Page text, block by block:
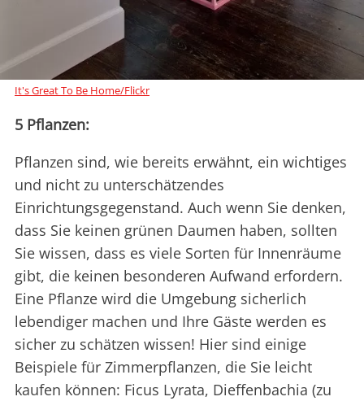
It's Great To Be Home/Flickr
5 Pflanzen:
Pflanzen sind, wie bereits erwähnt, ein wichtiges
und nicht zu unterschätzendes
Einrichtungsgegenstand. Auch wenn Sie denken,
dass Sie keinen grünen Daumen haben, sollten
Sie wissen, dass es viele Sorten für Innenräume
gibt, die keinen besonderen Aufwand erfordern.
Eine Pflanze wird die Umgebung sicherlich
lebendiger machen und Ihre Gäste werden es
sicher zu schätzen wissen! Hier sind einige
Beispiele für Zimmerpflanzen, die Sie leicht
kaufen können: Ficus Lyrata, Dieffenbachia (zu